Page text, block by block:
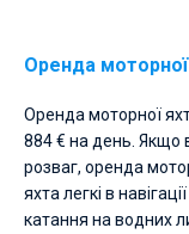
Оренда
Оренда моторної
884 € на день. Якщо
розваг, оренда
яхта легкі в
катання на водних